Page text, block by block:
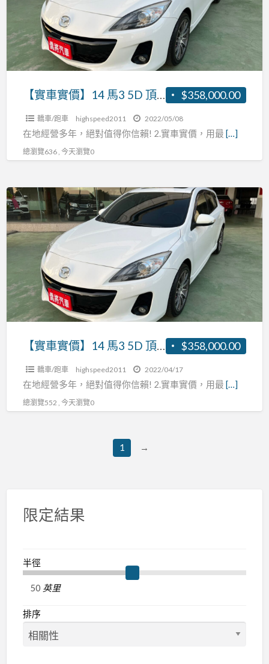
張
R:0937160499
3
5D
頂
快
撥
天
窗
張
R:0937160499
$358,000.00
【實車實價】14 馬3 5D 頂級 免鑰匙 換檔快撥 天窗 恆溫 張R:0937160499
轎車/跑車 highspeed2011 2022/05/08
在地經營多年，絕對值得你信賴! 2.實車實價，用最 […]
總瀏覽636 , 今天瀏覽0
【實
車
實
價】
3
5D
頂
$358,000.00
【實車實價】14 馬3 5D 頂級 免鑰匙 換檔快撥 天窗 恆溫 張R:0937160499
轎車/跑車 highspeed2011 2022/04/17
在地經營多年，絕對值得你信賴! 2.實車實價，用最 […]
總瀏覽552 , 今天瀏覽0
1 →
限定結果
半徑
英里
排序